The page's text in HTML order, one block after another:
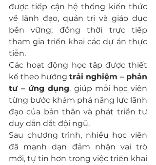
được tiếp cận hệ thống kiến thức
về lãnh đạo, quản trị và giáo dục
bền vững; đồng thời trực tiếp
tham gia triển khai các dự án thực
tiễn.
Các hoạt động học tập được thiết
kế theo hướng trải nghiệm – phản
tư – ứng dụng, giúp mỗi học viên
từng bước khám phá năng lực lãnh
đạo của bản thân và phát triển tư
duy dẫn dắt đội ngũ.
Sau chương trình, nhiều học viên
đã mạnh dạn đảm nhận vai trò
mới, tự tin hơn trong việc triển khai